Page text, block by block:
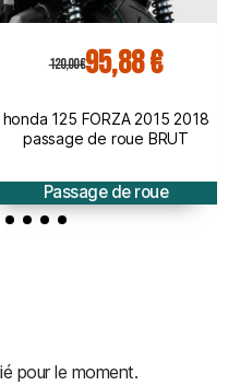
120,00 €95,88 €
honda 125 FORZA 2015 2018
passage de roue BRUT
Passage de roue
pour le moment.